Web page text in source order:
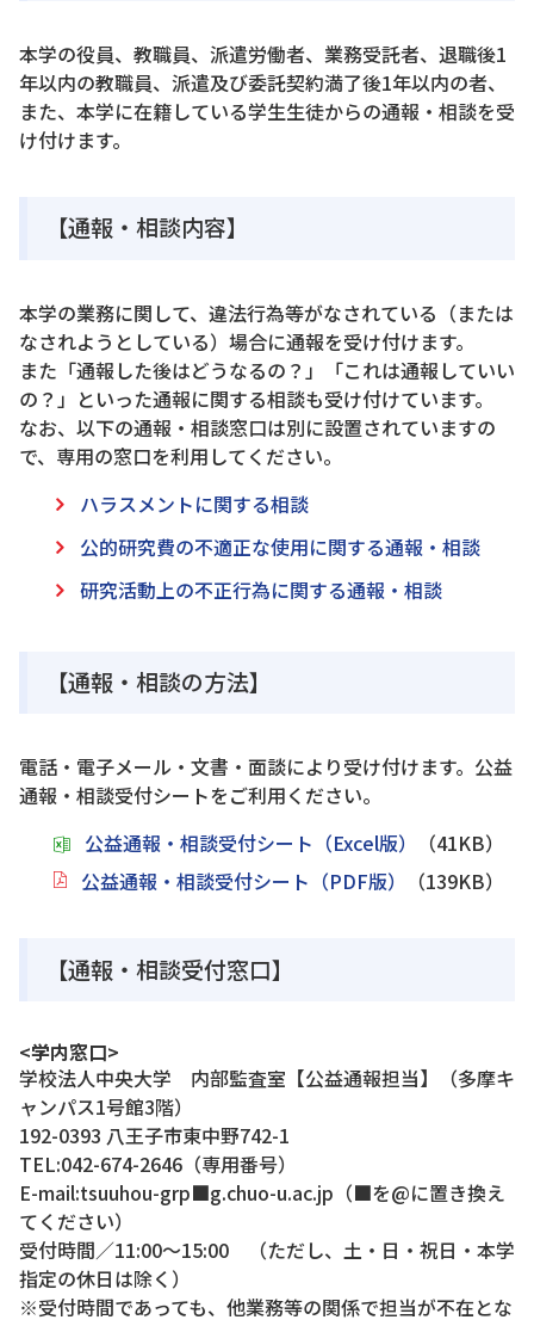
本学の役員、教職員、派遣労働者、業務受託者、退職後1
年以内の教職員、派遣及び委託契約満了後1年以内の者、
また、本学に在籍している学生生徒からの通報・相談を受
け付けます。
【通報・相談内容】
本学の業務に関して、違法行為等がなされている（または
なされようとしている）場合に通報を受け付けます。
また「通報した後はどうなるの？」「これは通報していい
の？」といった通報に関する相談も受け付けています。
なお、以下の通報・相談窓口は別に設置されていますの
で、専用の窓口を利用してください。
ハラスメントに関する相談
公的研究費の不適正な使用に関する通報・相談
研究活動上の不正行為に関する通報・相談
【通報・相談の方法】
電話・電子メール・文書・面談により受け付けます。公益
通報・相談受付シートをご利用ください。
公益通報・相談受付シート（Excel版）
（41KB）
公益通報・相談受付シート（PDF版）
（139KB）
【通報・相談受付窓口】
<学内窓口>
学校法人中央大学 内部監査室【公益通報担当】（多摩キ
ャンパス1号館3階）
192-0393 八王子市東中野742-1
TEL:042-674-2646（専用番号）
E-mail:tsuuhou-grp■g.chuo-u.ac.jp（■を@に置き換え
てください）
受付時間／11:00～15:00 （ただし、土・日・祝日・本学
指定の休日は除く）
※受付時間であっても、他業務等の関係で担当が不在とな